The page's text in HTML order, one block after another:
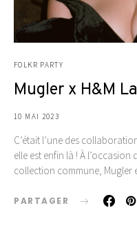
FOLKR PARTY
Mugler x H&M
10 MAI 2023
C’était l’une des
elle est enfin là ! À
collection commune, Mugler
PARTAGER